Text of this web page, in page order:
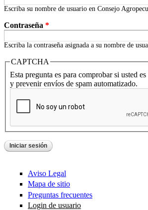
Escriba su nombre de usuario en Consejo
Contraseña *
Escriba la contraseña asignada a su nombre de
CAPTCHA
Esta pregunta es para comprobar si usted
y prevenir envíos de spam automatizado.
Aviso Legal
Mapa de sitio
Preguntas frecuentes
Login de usuario